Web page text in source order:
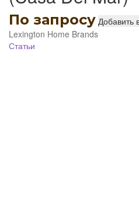
По запросу Добавить
Lexington Home Brands
Статьи